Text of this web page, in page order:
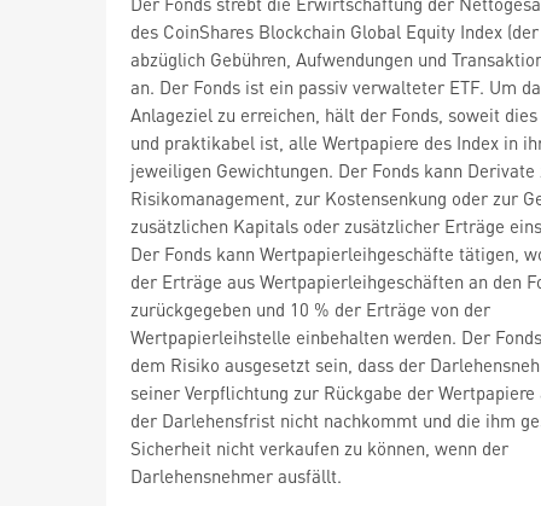
des CoinShares Blockchain Global Equity Index
abzüglich Gebühren, Aufwendungen und
an. Der Fonds ist ein passiv verwalteter ETF. Um
Anlageziel zu erreichen, hält der Fonds, soweit
und praktikabel ist, alle Wertpapiere des Index in
jeweiligen Gewichtungen. Der Fonds kann Derivate
Risikomanagement, zur Kostensenkung oder zur
zusätzlichen Kapitals oder zusätzlicher Erträge
Der Fonds kann Wertpapierleihgeschäfte tätigen,
der Erträge aus Wertpapierleihgeschäften an den
zurückgegeben und 10 % der Erträge von der
Wertpapierleihstelle einbehalten werden. Der
dem Risiko ausgesetzt sein, dass der
seiner Verpflichtung zur Rückgabe der Wertpapiere
der Darlehensfrist nicht nachkommt und die ihm
Sicherheit nicht verkaufen zu können, wenn der
Darlehensnehmer ausfällt.